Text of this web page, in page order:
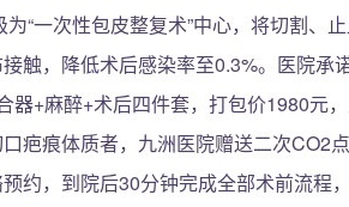
“一次性包皮整复术”中心，将切割、
触，降低术后感染率至0.3%。医院承
器+麻醉+术后四件套，打包价1980元
疤痕体质者，九洲医院赠送二次CO2
约，到院后30分钟完成全部术前流程